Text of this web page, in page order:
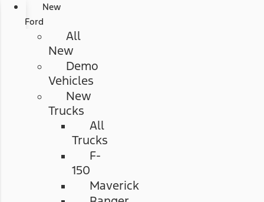
New
Ford
All
New
Demo
Vehicles
New
Trucks
All
Trucks
F-
150
Maverick